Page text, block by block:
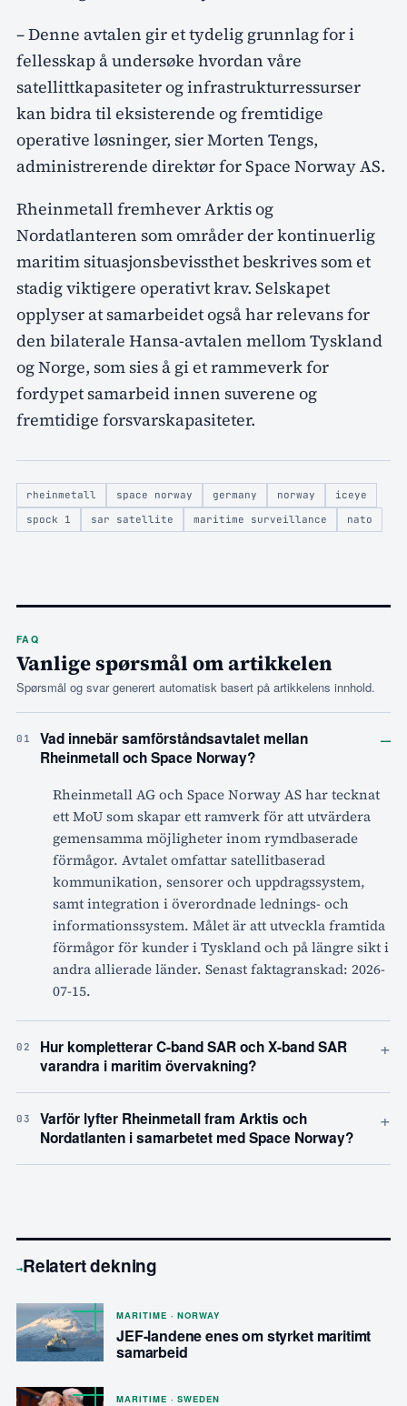
– Denne avtalen gir et tydelig grunnlag for i
fellesskap å undersøke hvordan våre
satellittkapasiteter og infrastrukturressurser
kan bidra til eksisterende og fremtidige
operative løsninger, sier Morten Tengs,
administrerende direktør for Space Norway AS.
Rheinmetall fremhever Arktis og
Nordatlanteren som områder der kontinuerlig
maritim situasjonsbevissthet beskrives som et
stadig viktigere operativt krav. Selskapet
opplyser at samarbeidet også har relevans for
den bilaterale Hansa-avtalen mellom Tyskland
og Norge, som sies å gi et rammeverk for
fordypet samarbeid innen suverene og
fremtidige forsvarskapasiteter.
rheinmetall space norway germany norway
iceye
spock 1
sar satellite maritime surveillance nato
FAQ
Vanlige spørsmål om artikkelen
Spørsmål og svar generert automatisk basert på artikkelens innhold.
01
Vad innebär samförståndsavtalet mellan
Rheinmetall och Space Norway?
–
Rheinmetall AG och Space Norway AS har tecknat
ett MoU som skapar ett ramverk för att utvärdera
gemensamma möjligheter inom rymdbaserade
förmågor. Avtalet omfattar satellitbaserad
kommunikation, sensorer och uppdragssystem,
samt integration i överordnade lednings- och
informationssystem. Målet är att utveckla framtida
förmågor för kunder i Tyskland och på längre sikt i
andra allierade länder. Senast faktagranskad: 2026-
07-15.
02
Hur kompletterar C-band SAR och X-band SAR
varandra i maritim övervakning?
+
03
Varför lyfter Rheinmetall fram Arktis och
Nordatlanten i samarbetet med Space Norway?
+
→Relatert dekning
MARITIME · NORWAY
JEF-landene enes om styrket maritimt
samarbeid
MARITIME · SWEDEN